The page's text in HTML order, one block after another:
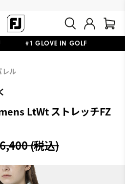
#1 GLOVE IN GOLF
11,000円
レル
LtWt ストレッチFZ
(税込)